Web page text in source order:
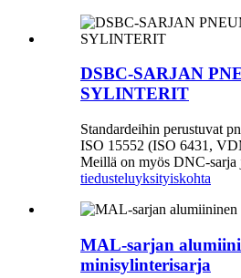
DSBC-SARJAN
SYLINTERIT
Standardeihin perustuvat
ISO 15552 (ISO 6431,
Meillä on myös DNC-
tiedusteluyksityiskohta
MAL-sarjan
minisylinterisarja